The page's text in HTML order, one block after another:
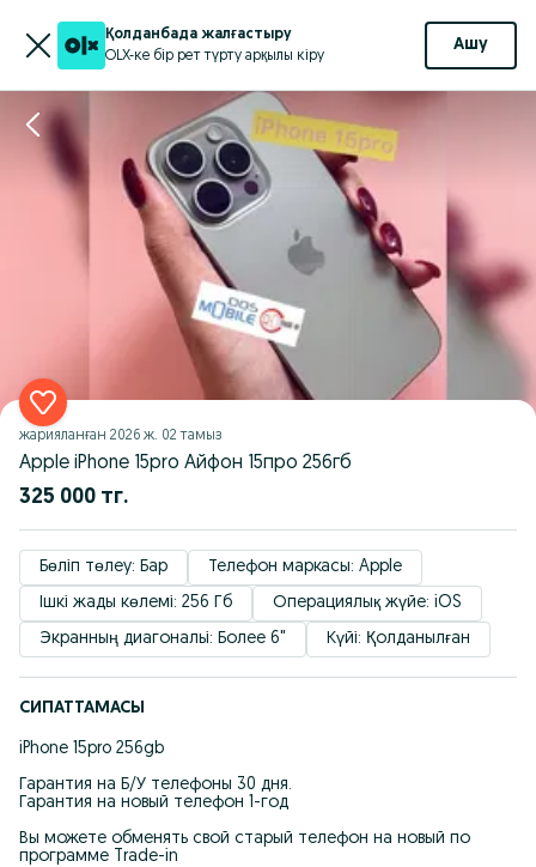
Қолданбада жалғастыру
OLX-ке бір рет түрту арқылы кіру
Ашу
жарияланған 2026 ж. 02 тамыз
Apple iPhone 15pro Айфон 15про 256гб
325 000 тг.
Бөліп төлеу: Бар
Телефон маркасы: Apple
Ішкі жады көлемі: 256 Гб
Операциялық жүйе: iOS
Экранның диагональі: Более 6"
Күйі: Қолданылған
СИПАТТАМАСЫ
iPhone 15pro 256gb
Гарантия на Б/У телефоны 30 дня.
Гарантия на новый телефон 1-год
Вы можете обменять свой старый телефон на новый по
программе Trade-in